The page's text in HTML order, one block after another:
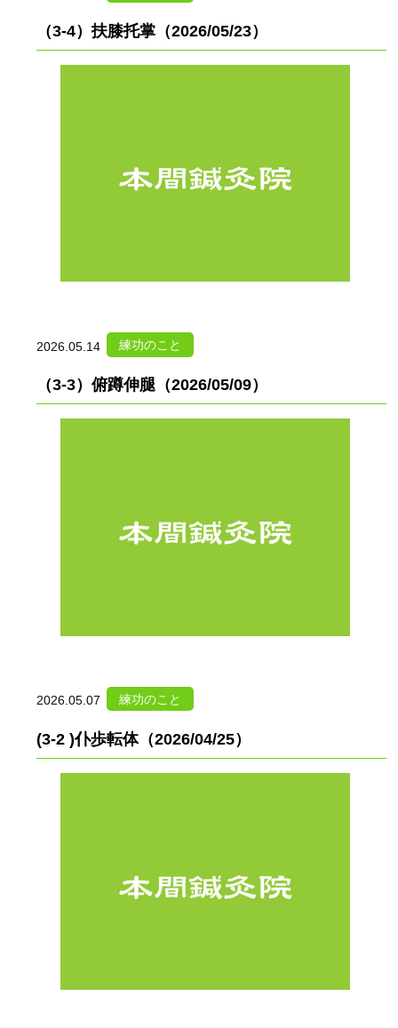
（3-4）扶膝托掌（2026/05/23）
2026.05.14 練功のこと
（3-3）俯蹲伸腿（2026/05/09）
2026.05.07 練功のこと
(3-2 )仆歩転体（2026/04/25）